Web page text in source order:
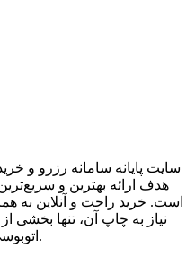
سایت پایانه سامانه رزرو و
هدف ارائه بهترین و
است. خرید راحت و آنلاین به
نیاز به چاپ آن، تنها بخشی
اتوبوسی از سال ۷۳ تا به امروز بوده است.